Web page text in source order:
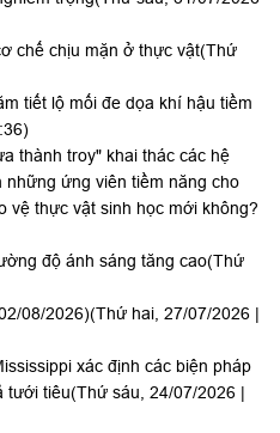
chế chịu mặn ở thực vật(Thứ
tiết lộ mối đe dọa khí hậu tiềm
thành troy" khai thác các hệ
ứng viên tiềm năng cho
vệ thực vật sinh học mới không?
độ ánh sáng tăng cao(Thứ
08/2026)(Thứ hai, 27/07/2026 |
xác định các biện pháp
tưới tiêu(Thứ sáu, 24/07/2026 |